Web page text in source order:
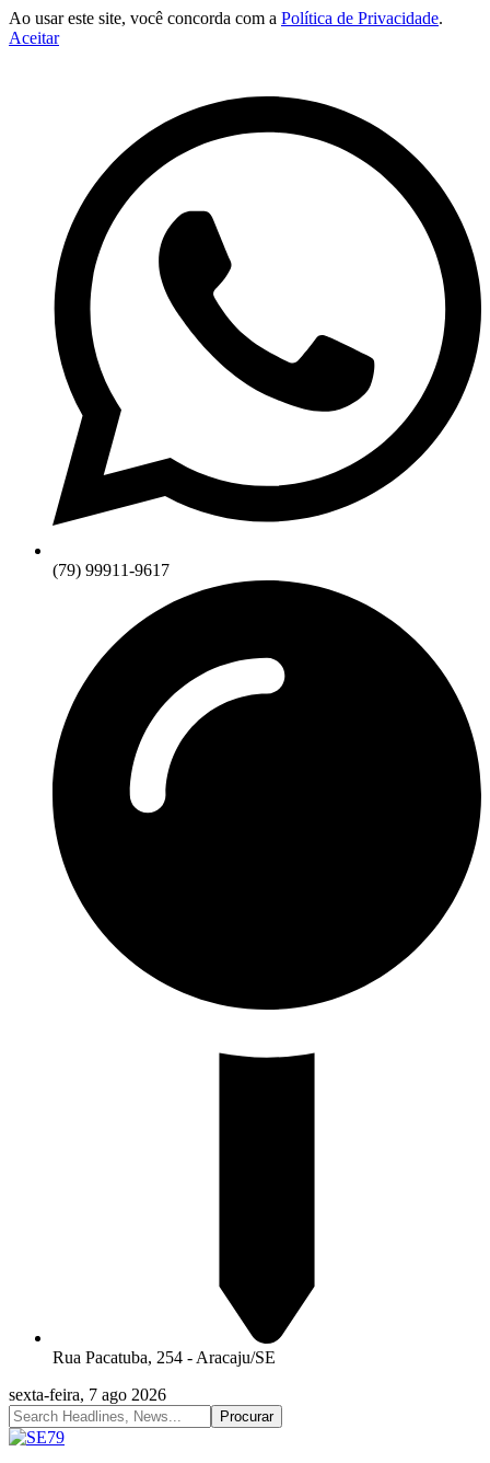
Ao usar este site, você concorda com a Política de Privacidade.
Aceitar
(79) 99911-9617
Rua Pacatuba, 254 - Aracaju/SE
sexta-feira, 7 ago 2026